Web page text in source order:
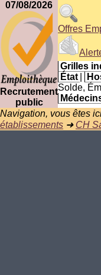
07/08/2026
Recrutement
public
Offres
Grilles
État
Solde,
Navigation, vous êtes
établissements ➜ CH